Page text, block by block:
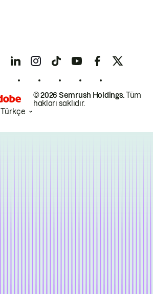
© 2026 Semrush Holdings.Tüm
hakları saklıdır.
Türkçe